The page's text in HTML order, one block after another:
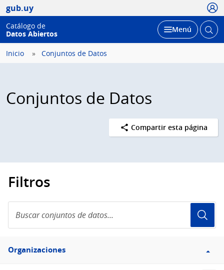
gub.uy
Catálogo de
Datos Abiertos
Desplegar
Menú Abrir
Inicio Conjuntos de Datos
Conjuntos de Datos
Compartir esta página
Filtros
conjuntos
de
Filtro
Organizaciones
Organizaciones